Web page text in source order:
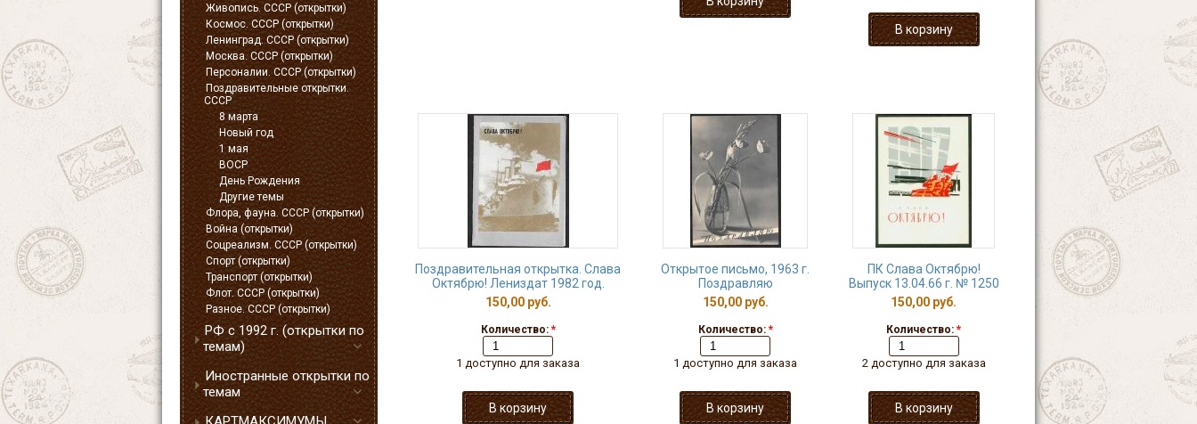
Живопись. СССР (открытки)
Космос. СССР (открытки)
Ленинград. СССР (открытки)
Москва. СССР (открытки)
Персоналии. СССР (открытки)
Поздравительные открытки.
СССР
8 марта
Новый год
1 мая
ВОСР
День Рождения
Другие темы
Флора, фауна. СССР (открытки)
Война (открытки)
Соцреализм. СССР (открытки)
Спорт (открытки)
Транспорт (открытки)
Флот. СССР (открытки)
Разное. СССР (открытки)
РФ с 1992 г. (открытки по
темам)
Иностранные открытки по
темам
Поздравительная открытка. Слава
Октябрю! Лениздат 1982 год.
150,00 руб.
Количество: *
1 доступно для заказа
Открытое письмо, 1963 г.
Поздравляю
150,00 руб.
Количество: *
1 доступно для заказа
ПК Слава Октябрю!
Выпуск 13.04.66 г. № 1250
150,00 руб.
Количество: *
2 доступно для заказа